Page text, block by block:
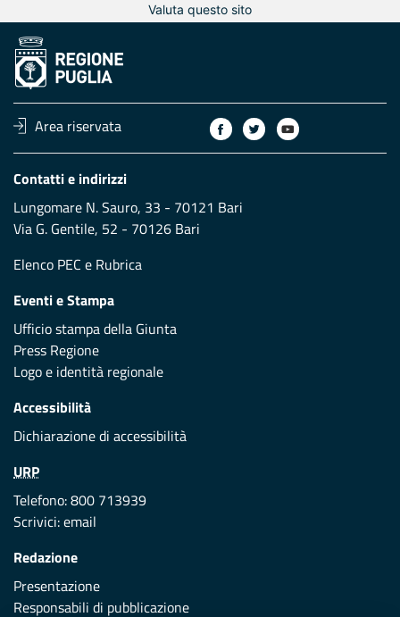
Valuta questo sito
Area riservata
Contatti e indirizzi
Lungomare N. Sauro, 33 - 70121 Bari
Via G. Gentile, 52 - 70126 Bari
Elenco PEC e Rubrica
Eventi e Stampa
Ufficio stampa della Giunta
Press Regione
Logo e identità regionale
Accessibilità
Dichiarazione di accessibilità
URP
Telefono: 800 713939
Scrivici:email
Redazione
Presentazione
Responsabili di pubblicazione